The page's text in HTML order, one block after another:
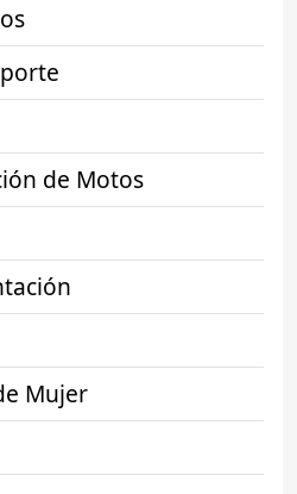
de Motos
Mujer